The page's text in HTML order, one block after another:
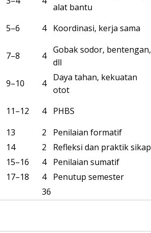
alat bantu
5–6 4 Koordinasi, kerja sama
7–8 4
Gobak sodor, bentengan,
dll
9–10 4
Daya tahan, kekuatan
otot
11–12 4
PHBS
13 2
Penilaian formatif
14 2
Refleksi dan praktik sikap
15–16 4
Penilaian sumatif
17–18 4
Penutup semester
36